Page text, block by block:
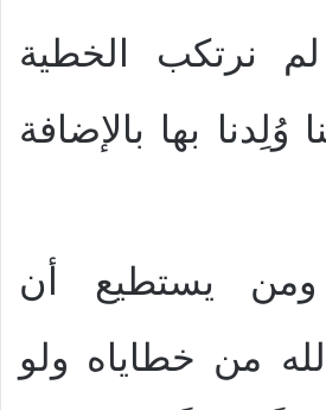
نرتكب الخطية
وُلِدنا بها بالإضافة
ومن يستطيع أن
من خطاياه ولو